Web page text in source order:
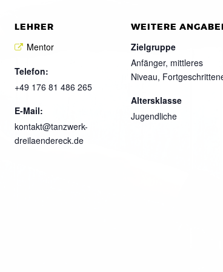
LEHRER
Mentor
Telefon:
+49 176 81 486 265
E-Mail:
kontakt@tanzwerk-
dreilaendereck.de
WEITERE
Zielgruppe
Anfänger, mittleres
Niveau,
Altersklasse
Jugendliche